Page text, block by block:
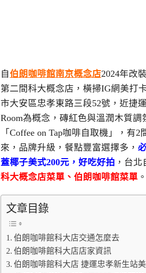
自伯朗咖啡館南京概念店2024年改
第二間科大概念店，橫掃IG網美打
市大安區忠孝東路三段52號，近捷
Room為概念，磚紅色與溫潤木質
「Coffee on Tap咖啡自取機」，
來，品牌升級，餐點豐富選擇多，
蓋椰子美式200元，好吃好拍 ，台
科大概念店菜單、伯朗咖啡館菜單 。
文章目錄
伯朗咖啡館科大店交通怎麼去
伯朗咖啡館科大店店家資訊
伯朗咖啡館科大店 捷運忠孝新生站